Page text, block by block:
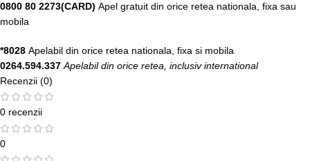
0800 80 2273(CARD) Apel gratuit din orice retea nationala, fixa sau
mobila
*8028 Apelabil din orice retea nationala, fixa si mobila
0264.594.337 Apelabil din orice retea, inclusiv international
Recenzii (0)
0 recenzii
0